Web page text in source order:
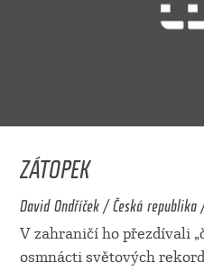
ZÁTOPEK
David Ondříček / Česká
V zahraničí ho přezdívali
osmnácti světových